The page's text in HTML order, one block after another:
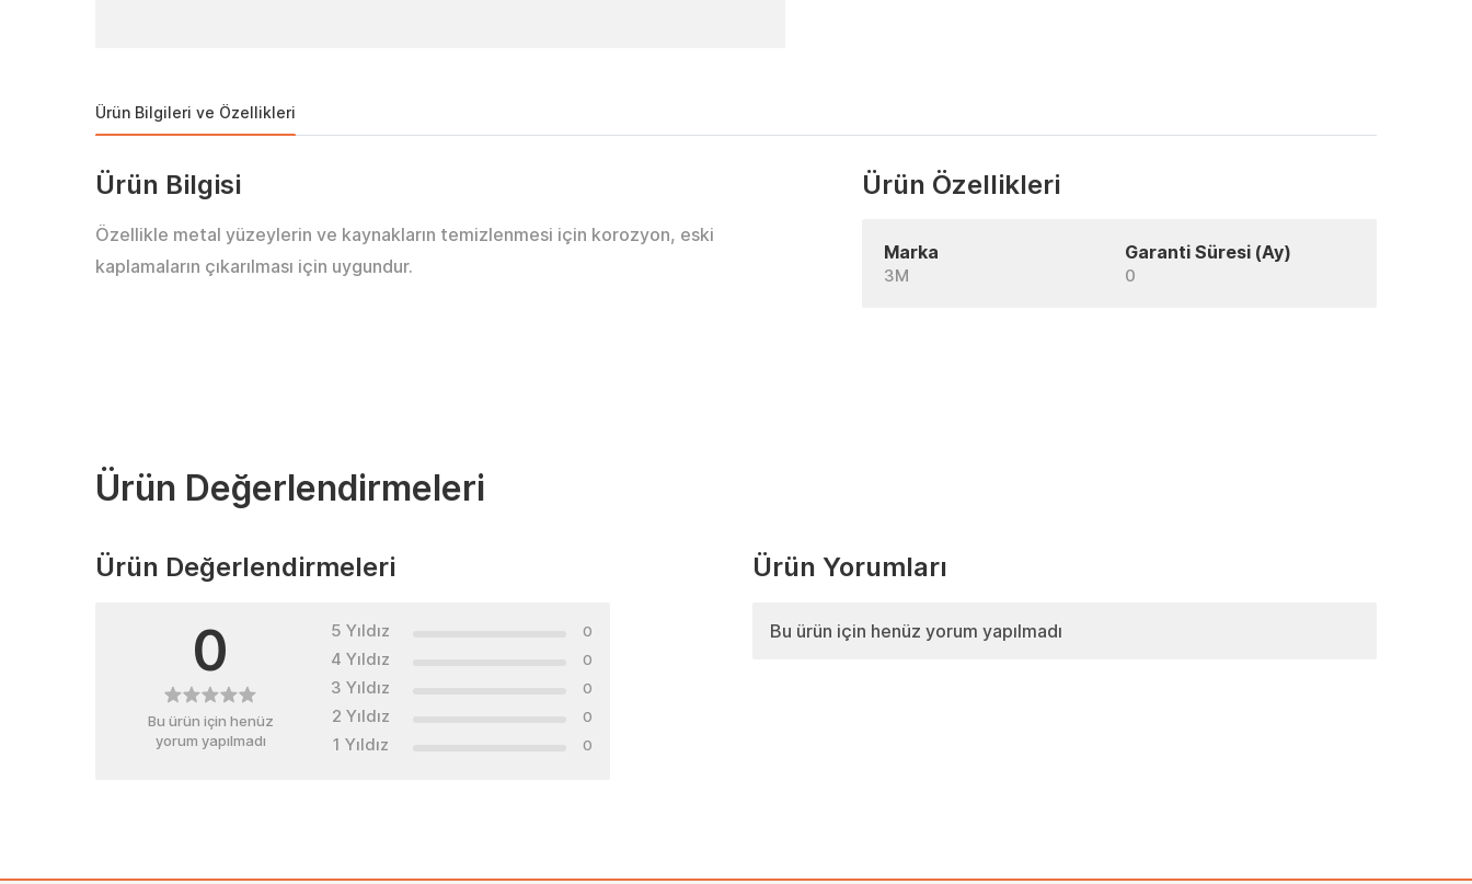
Ürün Bilgileri ve Özellikleri
Ürün Bilgisi
Özellikle metal yüzeylerin ve kaynakların temizlenmesi için korozyon, eski
kaplamaların çıkarılması için uygundur.
Ürün Özellikleri
Marka
3M
Garanti Süresi (Ay)
0
Ürün Değerlendirmeleri
Ürün Değerlendirmeleri
0
Bu ürün için henüz
yorum yapılmadı
5 Yıldız 0
4 Yıldız 0
3 Yıldız 0
2 Yıldız 0
1 Yıldız 0
Ürün Yorumları
Bu ürün için henüz yorum yapılmadı